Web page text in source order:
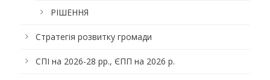
РІШЕННЯ
Стратегія розвитку громади
СПІ на 2026-28 рр., ЄПП на 2026 р.